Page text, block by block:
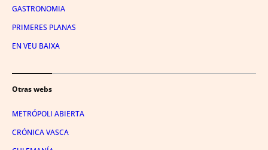
GASTRONOMIA
PRIMERES PLANAS
EN VEU BAIXA
Otras webs
METRÓPOLI ABIERTA
CRÓNICA VASCA